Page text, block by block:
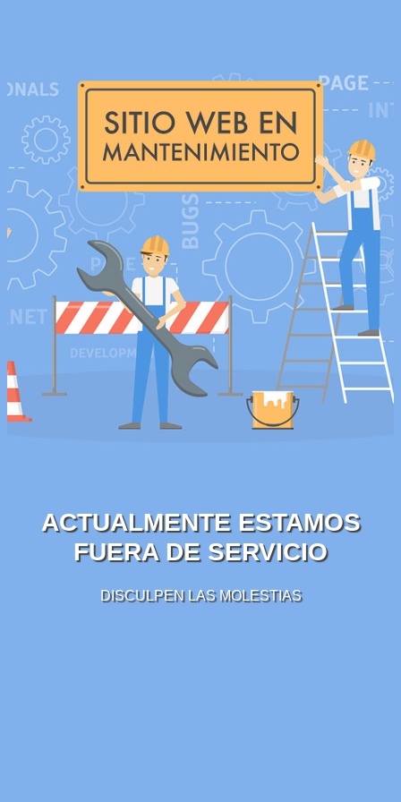
ACTUALMENTE ESTAMOS
FUERA DE SERVICIO
DISCULPEN LAS MOLESTIAS